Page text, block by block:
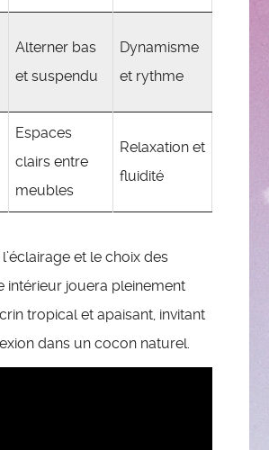
Alterner bas
et suspendu
Dynamisme
et rythme
Espaces
clairs entre
meubles
Relaxation et
fluidité
et le choix des
intérieur jouera pleinement
tropical et apaisant, invitant
dans un cocon naturel.